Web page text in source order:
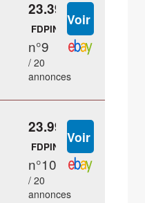
23.39 €
FDPIN
n°9
/ 20
annonces
23.99 €
FDPIN
n°10
/ 20
annonces